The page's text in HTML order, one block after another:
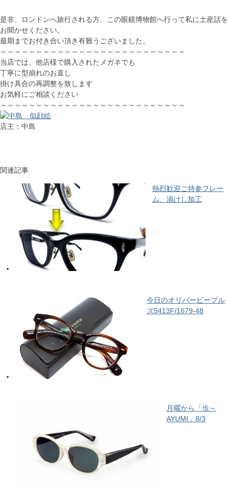
是非、ロンドンへ旅行される方、この眼鏡博物館へ行って私に土産話を
お聞かせください。
最期までお付き合い頂き有難うございました。
～～～～～～～～～～～～～～～～～～～～～～～～～～
当店では、他店様で購入されたメガネでも
丁寧に型崩れのお直し
掛け具合の再調整を致します
お気軽にご相談ください
～～～～～～～～～～～～～～～～～～～～～～～～～～
店主：中島
関連記事
熱烈歓迎ご持参フレー
ム、渦けし加工
今日のオリバーピープル
ズ5413F/1679-48
月曜から「歩～
AYUMI」8/3